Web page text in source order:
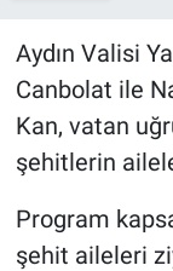
Aydın Valisi
Canbolat ile
Kan, vatan
şehitlerin
Program
şehit aileleri